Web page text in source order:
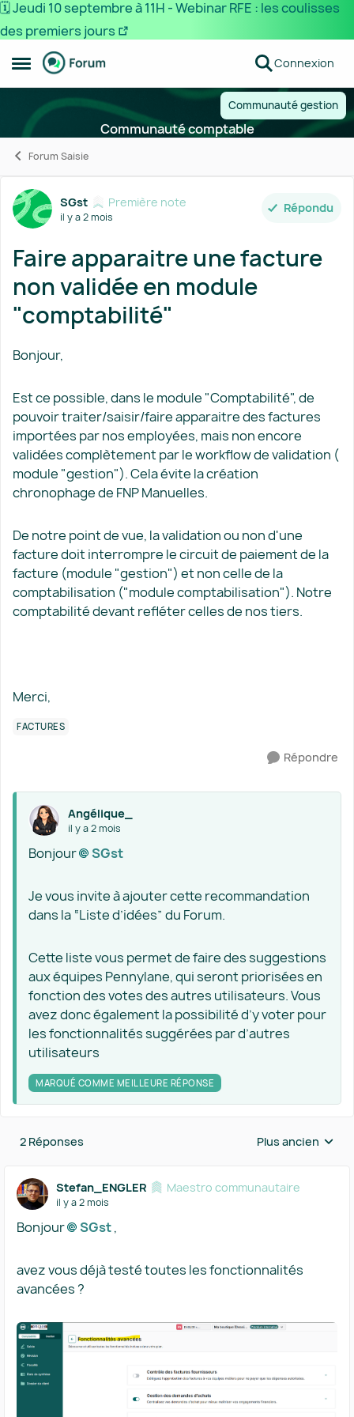
🗓️ Jeudi 10 septembre à 11H - Webinar RFE : les coulisses
des premiers jours
Ouvrir Menu Latéral
Passer au contenu Connexion
Communauté gestion
Communauté comptable
Forum Saisie
Forum Discussion
SGst Première note
il y a 2 mois
Répondu
Faire apparaitre une facture
non validée en module
"comptabilité"
Bonjour,
Est ce possible, dans le module "Comptabilité", de
pouvoir traiter/saisir/faire apparaitre des factures
importées par nos employées, mais non encore
validées complètement par le workflow de validation (
module "gestion"). Cela évite la création
chronophage de FNP Manuelles.
De notre point de vue, la validation ou non d'une
facture doit interrompre le circuit de paiement de la
facture (module "gestion") et non celle de la
comptabilisation ("module comptabilisation"). Notre
comptabilité devant refléter celles de nos tiers.
Merci,
FACTURES
Répondre
Angélique_
il y a 2 mois
Bonjour SGst​
Je vous invite à ajouter cette recommandation
dans la “Liste d’idées” du Forum.
Cette liste vous permet de faire des suggestions
aux équipes Pennylane, qui seront priorisées en
fonction des votes des autres utilisateurs. Vous
avez donc également la possibilité d’y voter pour
les fonctionnalités suggérées par d’autres
utilisateurs
MARQUÉ COMME MEILLEURE RÉPONSE
2 Réponses Réponses triées
Plus ancien
Stefan_ENGLER Maestro communautaire
il y a 2 mois
Bonjour SGst​,
avez vous déjà testé toutes les fonctionnalités
avancées ?